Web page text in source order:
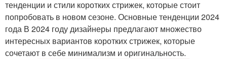
тенденции и стили коротких стрижек, которые стоит
попробовать в новом сезоне. Основные тенденции 2024
года В 2024 году дизайнеры предлагают множество
интересных вариантов коротких стрижек, которые
сочетают в себе минимализм и оригинальность.